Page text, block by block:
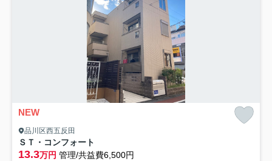
NEW
品川区西五反田
ＳＴ・コンフォート
13.3万円 管理/共益費6,500円